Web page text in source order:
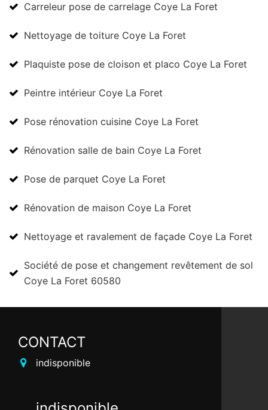
Carreleur pose de carrelage Coye La Foret
Nettoyage de toiture Coye La Foret
Plaquiste pose de cloison et placo Coye La Foret
Peintre intérieur Coye La Foret
Pose rénovation cuisine Coye La Foret
Rénovation salle de bain Coye La Foret
Pose de parquet Coye La Foret
Rénovation de maison Coye La Foret
Nettoyage et ravalement de façade Coye La Foret
Société de pose et changement revêtement de sol
Coye La Foret 60580
CONTACT
indisponible